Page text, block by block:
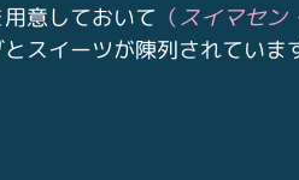
意しておいて （スイマセン
スイーツが陳列されていま